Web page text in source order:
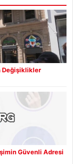
Değişiklikler
Güvenli Adresi